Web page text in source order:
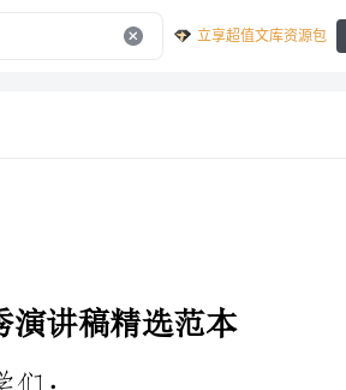
立享超值文库资源包